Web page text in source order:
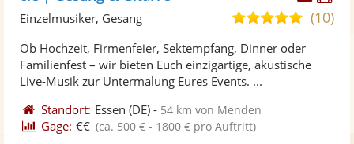
5,0
5
(10)
Einzelmusiker, Gesang
Ob Hochzeit, Firmenfeier, Sektempfang, Dinner oder
Familienfest – wir bieten Euch einzigartige, akustische
Live-Musik zur Untermalung Eures Events. ...
Standort: Essen (DE) - 54 km von Menden
Gage: €€ (ca. 500 € - 1800 € pro Auftritt)